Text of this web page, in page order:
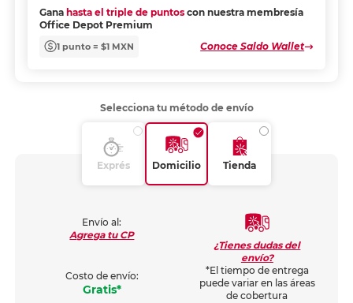
Gana hasta el triple de puntos con nuestra membresía
Office Depot Premium
1 punto = $1 MXN Conoce Saldo Wallet
Selecciona tu método de envío
Exprés Domicilio Tienda
Envío al:
Agrega tu CP
Costo de envío:
Gratis*
¿Tienes dudas del
envío?
*El tiempo de entrega
puede variar en las áreas
de cobertura